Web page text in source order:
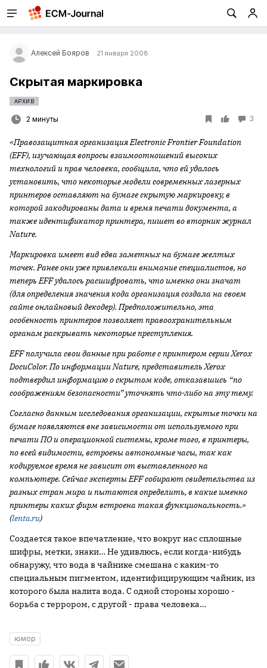
Алексей Бояров 21 января 2008
Скрытая маркировка
АРХИВ
2 минуты 3
«Правозащитная организация Electronic Frontier Foundation
(EFF), изучающая вопросы взаимоотношений высоких
технологий и прав человека, сообщила, что ей удалось
установить, что некоторые модели современных лазерных
принтеров оставляют на бумаге скрытую маркировку, в
которой закодированы дата и время печати документа, а
также идентификатор принтера, пишет во вторник журнал
Nature.
Маркировка имеет вид едва заметных на бумаге желтых
точек. Ранее они уже привлекали внимание специалистов, но
теперь EFF удалось расшифровать, что именно они значат
(для определения значения кода организация создала на своем
сайте онлайновый декодер). Предположительно, эта
особенность принтеров позволяет правоохранительным
органам раскрывать некоторые преступления.
EFF получила свои данные при работе с принтером серии Xerox
DocuColor. По информации Nature, представитель Xerox
подтвердил информацию о скрытом коде, отказавшись “по
соображениям безопасности” уточнять что-либо на эту тему.
Согласно данным исследования организации, скрытые точки на
бумаге появляются вне зависимости от используемого при
печати ПО и операционной системы, кроме того, в принтеры,
по всей видимости, встроены автономные часы, так как
кодируемое время не зависит от выставленного на
компьютере. Сейчас эксперты EFF собирают свидетельства из
разных стран мира и пытаются определить, в какие именно
принтеры каких фирм встроена такая функциональность.»
(lenta.ru)
Создается такое впечатление, что вокруг нас сплошные
шифры, метки, знаки… Не удивлюсь, если когда-нибудь
обнаружу, что вода в чайнике смешана с каким-то
специальным пигментом, идентифицирующим чайник, из
которого была налита вода. С одной стороны хорошо -
борьба с террором, с другой - права человека…
юмор